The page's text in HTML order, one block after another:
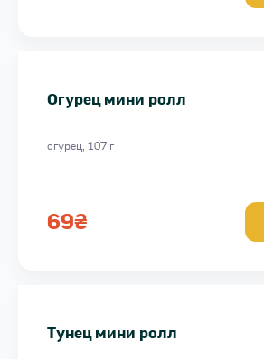
Огурец мини ролл
огурец, 107 г
69₴
Тунец мини ролл